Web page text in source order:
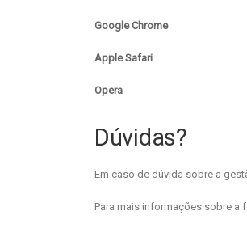
Google Chrome
Apple Safari
Opera
Dúvidas?
Em caso de dúvida sobre a
Para mais informações sobre a